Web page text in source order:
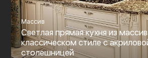
Массив
Светлая прямая кухня из
классическом стиле c
столешницей